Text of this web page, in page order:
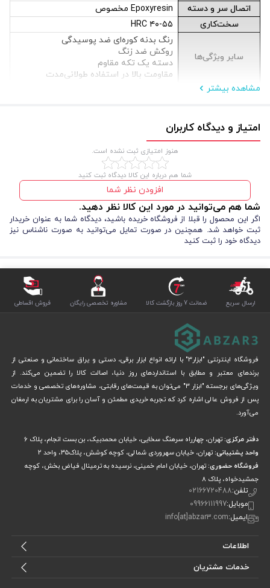
اتصال سر و دسته
Epoxyresin مخصوص
سخت‌کاری
۴۰-۵۵ HRC
سایر ویژگی‌ها
رنگ بدنه کوره‌ای ضد پوسیدگی
روکش ضد زنگ
دسته یک تکه مقاوم
مقاومت بالا در استفاده طولانی‌مدت
مشاهده بیشتر
امتیاز و دیدگاه کاربران
هنوز امتیازی ثبت نشده است.
شما هم درباره این کالا دیدگاه ثبت کنید
افزودن نظر شما
شما هم می‌توانید در مورد این کالا نظر دهید.
اگر این محصول را قبلا از فروشگاه خریده باشید، دیدگاه شما به عنوان خریدار
ثبت خواهد شد. همچنین در صورت تمایل می‌توانید به صورت ناشناس نیز
دیدگاه خود را ثبت کنید
ارسال سریع ضمانت 7 روز بازگشت کالا مشاوره تخصصی رایگان فروش اقساطی
فروشگاه اینترنتی "ابزار3" با ارائه انواع ابزار برقی، دستی و یراق ساختمانی و صنعتی از
برندهای معتبر و مطابق با استانداردهای روز دنیا، اصالت کالا را تضمین می‌کند. از
ویژگی‌های برجسته "ابزار 3" می‌توان به قیمت‌های رقابتی، مشاوره‌های تخصصی و خدمات
پس از فروش عالی اشاره کرد که تجربه خریدی مطمئن و آسان را برای مشتریان به ارمغان
می‌آورد.
دفتر مرکزی:تهران، چهارراه سرهنگ سخایی، خیابان محمدبیک، بن بست انجام، پلاک 6
واحد پشتیبانی:تهران، خیابان سهروردی شمالی، کوچه کوشش، پلاک۳۵، واحد ۲
فروشگاه حضوری:تهران، خیابان امام خمینی، نرسیده به ترمینال فیاض بخش، کوچه
جمشیدخواه، پلاک ۸
تلفن:02166720488
موبایل:09966111997
ایمیل:info[at]abzar3.com
اطلاعات
خدمات مشتریان